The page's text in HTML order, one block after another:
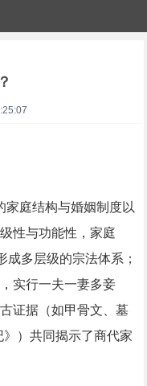
庭结构与婚姻制度以
性与功能性，家庭
成多层级的宗法体系；
实行一夫一妻多妾
证据（如甲骨文、墓
）共同揭示了商代家